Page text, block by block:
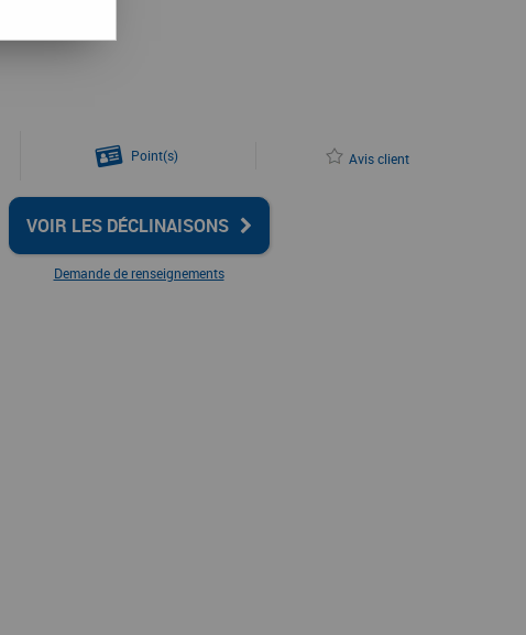
Point(s) Avis client
VOIR LES DÉCLINAISONS
Demande de renseignements